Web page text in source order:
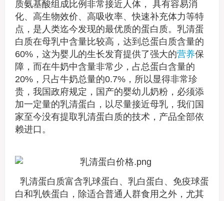
质氨基酸组成比例非常接近人体， 具有容易消
化、高生物效价、高吸收率、快速补充体力等特
点，是人类迄今发现的最优质的蛋白质。乳清蛋
白质在母乳中含量比较高，达到总蛋白质含量的
60%，这为婴儿的生长发育提供了强大的营养保
障，而在牛奶中含量非常少，占总蛋白含量的
20%，只占牛奶总量的0.7%，所以显得非常珍
贵，我国政府规定，国产的婴幼儿奶粉，必须添
加一定量的乳清蛋白，以尽量接近母乳，我们国
家至今没有提取乳清蛋白质的技术，产品全部依
赖进口。
乳清蛋白质富含乳球蛋白、乳白蛋白、免疫球蛋
白和乳铁蛋白，除适合普通人群食用之外，尤其